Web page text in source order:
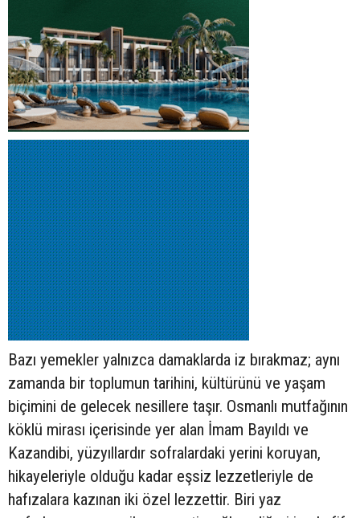
Bazı yemekler yalnızca damaklarda iz bırakmaz; aynı
zamanda bir toplumun tarihini, kültürünü ve yaşam
biçimini de gelecek nesillere taşır. Osmanlı mutfağının
köklü mirası içerisinde yer alan İmam Bayıldı ve
Kazandibi, yüzyıllardır sofralardaki yerini koruyan,
hikayeleriyle olduğu kadar eşsiz lezzetleriyle de
hafızalara kazınan iki özel lezzettir. Biri yaz